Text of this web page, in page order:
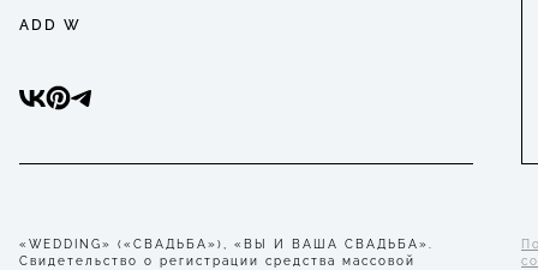
ADD W
«WEDDING» («СВАДЬБА»), «ВЫ И ВАША СВАДЬБА».
Свидетельство о регистрации средства массовой